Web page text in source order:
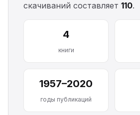
скачиваний составляет 110.
4
книги
1957–2020
годы публикаций